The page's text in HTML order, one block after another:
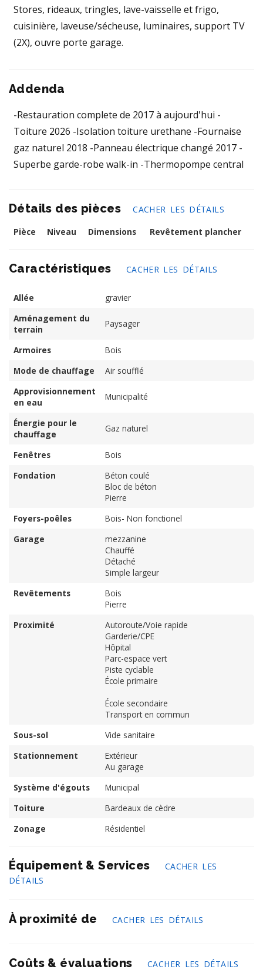
Stores, rideaux, tringles, lave-vaisselle et frigo,
cuisinière, laveuse/sécheuse, luminaires, support TV
(2X), ouvre porte garage.
Addenda
-Restauration complete de 2017 à aujourd'hui -
Toiture 2026 -Isolation toiture urethane -Fournaise
gaz naturel 2018 -Panneau électrique changé 2017 -
Superbe garde-robe walk-in -Thermopompe central
Détails des pièces
CACHER LES DÉTAILS
Pièce
Niveau Dimensions Revêtement plancher
Caractéristiques CACHER LES DÉTAILS
Allée
gravier
Aménagement du
terrain
Paysager
Armoires
Bois
Mode de chauffage
Air soufflé
Approvisionnement
en eau
Municipalité
Énergie pour le
chauffage
Gaz naturel
Fenêtres
Bois
Fondation
Béton coulé
Bloc de béton
Pierre
Foyers-poêles
Bois- Non fonctionel
Garage
mezzanine
Chauffé
Détaché
Simple largeur
Revêtements
Bois
Pierre
Proximité
Autoroute/Voie rapide
Garderie/CPE
Hôpital
Parc-espace vert
Piste cyclable
École primaire
École secondaire
Transport en commun
Sous-sol
Vide sanitaire
Stationnement
Extérieur
Au garage
Système d'égouts
Municipal
Toiture
Bardeaux de cèdre
Zonage
Résidentiel
Équipement & Services
CACHER LES
DÉTAILS
À proximité de CACHER LES DÉTAILS
Coûts & évaluations
CACHER LES DÉTAILS